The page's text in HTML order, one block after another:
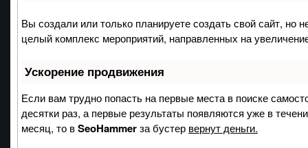
Вы создали или только планируете создать свой сайт, но
целый комплекс мероприятий, направленных на
Ускорение продвижения
Если вам трудно попасть на первые места в поиске
десятки раз, а первые результаты появляются уже в
месяц, то вSeoHammerза бустер вернут деньги.